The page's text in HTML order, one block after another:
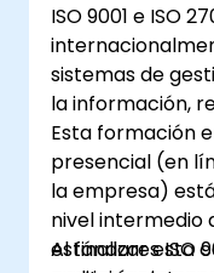
sistema de
se alineen con
internacional.
ISO 9001 e ISO
sistemas de
la información,
Esta formación
presencial (en
la empresa)
nivel intermedio
estándares ISO
Al finalizar esta